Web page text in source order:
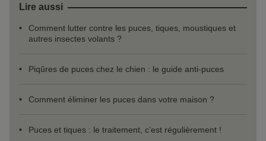
Lire aussi
Comment lutter contre les puces, tiques, moustiques et
autres insectes volants ?
Piqûres de puces chez le chien : le guide anti-puces
Comment éliminer les puces dans votre maison ?
Puces et tiques : le traitement, c’est régulièrement !